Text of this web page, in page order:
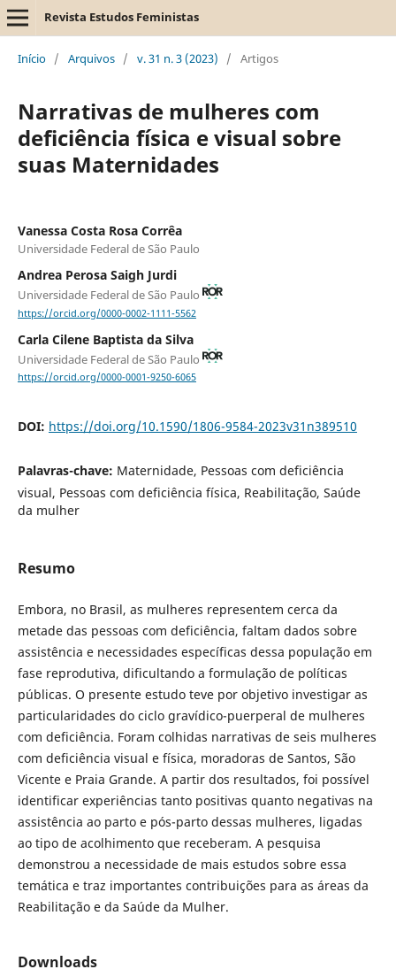
Revista Estudos Feministas
Início / Arquivos / v. 31 n. 3 (2023) / Artigos
Narrativas de mulheres com
deficiência física e visual sobre
suas Maternidades
Vanessa Costa Rosa Corrêa
Universidade Federal de São Paulo
Andrea Perosa Saigh Jurdi
Universidade Federal de São Paulo
https://orcid.org/0000-0002-1111-5562
Carla Cilene Baptista da Silva
Universidade Federal de São Paulo
https://orcid.org/0000-0001-9250-6065
DOI: https://doi.org/10.1590/1806-9584-2023v31n389510
Palavras-chave: Maternidade, Pessoas com deficiência
visual, Pessoas com deficiência física, Reabilitação, Saúde
da mulher
Resumo
Embora, no Brasil, as mulheres representem cerca da
metade das pessoas com deficiência, faltam dados sobre
assistência e necessidades específicas dessa população em
fase reprodutiva, dificultando a formulação de políticas
públicas. O presente estudo teve por objetivo investigar as
particularidades do ciclo gravídico-puerperal de mulheres
com deficiência. Foram colhidas narrativas de seis mulheres
com deficiência visual e física, moradoras de Santos, São
Vicente e Praia Grande. A partir dos resultados, foi possível
identificar experiências tanto positivas quanto negativas na
assistência ao parto e pós-parto dessas mulheres, ligadas
ao tipo de acolhimento que receberam. A pesquisa
demonstrou a necessidade de mais estudos sobre essa
temática e traz importantes contribuições para as áreas da
Reabilitação e da Saúde da Mulher.
Downloads